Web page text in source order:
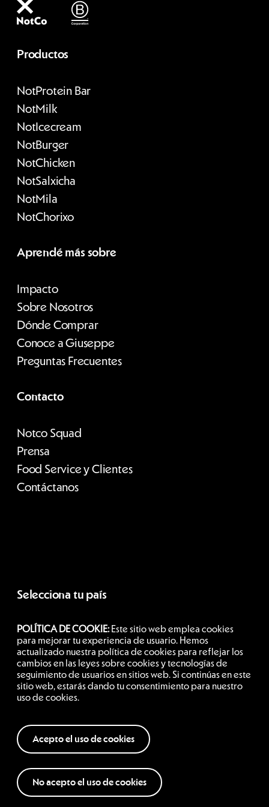
Productos
NotProtein Bar
NotMilk
NotIcecream
NotBurger
NotChicken
NotSalxicha
NotMila
NotChorixo
Aprendé más sobre
Impacto
Sobre Nosotros
Dónde Comprar
Conoce a Giuseppe
Preguntas Frecuentes
Contacto
Notco Squad
Prensa
Food Service y Clientes
Contáctanos
Selecciona tu país
Argentina
Siguenos
POLÍTICA DE COOKIE:Este sitio web emplea cookies
para mejorar tu experiencia de usuario. Hemos
actualizado nuestra política de cookies para reflejar los
cambios en las leyes sobre cookies y tecnologías de
seguimiento de usuarios en sitios web. Si continúas en este
sitio web, estarás dando tu consentimiento para nuestro
uso de cookies.
Acepto el uso de cookies
No acepto el uso de cookies